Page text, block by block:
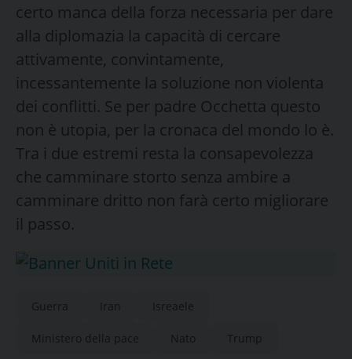
certo manca della forza necessaria per dare
alla diplomazia la capacità di cercare
attivamente, convintamente,
incessantemente la soluzione non violenta
dei conflitti. Se per padre Occhetta questo
non è utopia, per la cronaca del mondo lo è.
Tra i due estremi resta la consapevolezza
che camminare storto senza ambire a
camminare dritto non farà certo migliorare
il passo.
Guerra Iran Isreaele
Ministero della pace Nato Trump